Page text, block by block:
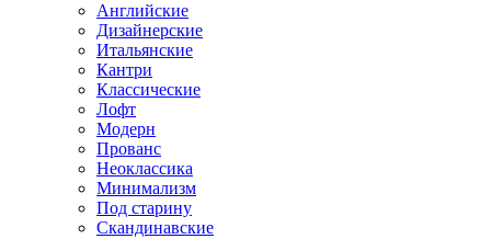
Английские
Дизайнерские
Итальянские
Кантри
Классические
Лофт
Модерн
Прованс
Неоклассика
Минимализм
Под старину
Скандинавские